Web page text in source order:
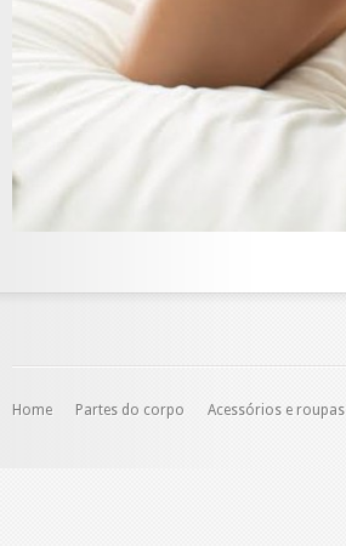
Home Partes do corpo Acessórios e roupas